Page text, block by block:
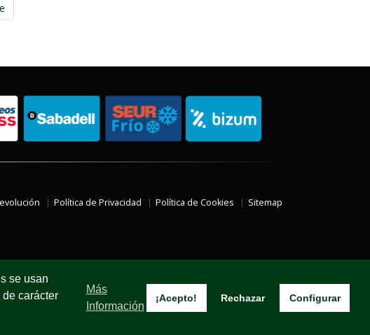
se usan
carácter
Más
Información
¡Acepto! Rechazar Configurar
Política de Privacidad Política de Cookies Sitemap